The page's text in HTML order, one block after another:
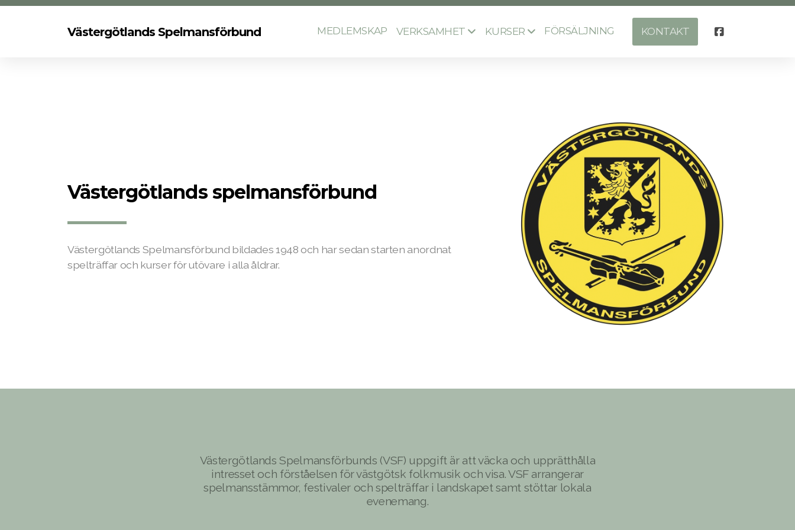
Västergötlands Spelmansförbund MEDLEMSKAP VERKSAMHET KURSER FÖRSÄLJNING KONTAKT
Västergötlands spelmansförbund
Västergötlands Spelmansförbund bildades 1948 och har sedan starten anordnat
spelträffar och kurser för utövare i alla åldrar.
Västergötlands Spelmansförbunds (VSF) uppgift är att väcka och upprätthålla
intresset och förståelsen för västgötsk folkmusik och visa. VSF arrangerar
spelmansstämmor, festivaler och spelträffar i landskapet samt stöttar lokala
evenemang.